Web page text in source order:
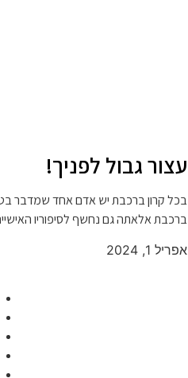
עצור גבול לפניך!
בכל קרון ברכבת יש אדם אחד שמדבר
ברכבת אלאתה גם נחשף לסיפוריו
אפריל 1, 2024